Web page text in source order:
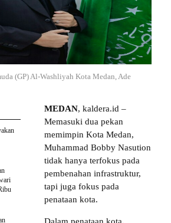
(GP) Al-Washliyah Kota Medan, Ade
MEDAN, kaldera.id –
Memasuki dua pekan
memimpin Kota Medan,
Muhammad Bobby Nasution
tidak hanya terfokus pada
pembenahan infrastruktur,
tapi juga fokus pada
penataan kota.
Dalam penataan kota,